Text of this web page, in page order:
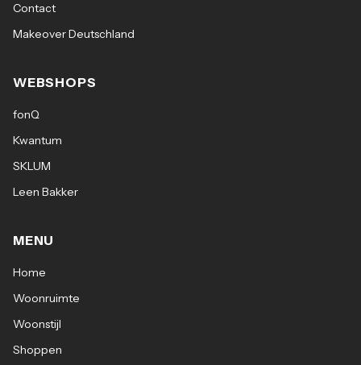
Contact
Makeover Deutschland
WEBSHOPS
fonQ
Kwantum
SKLUM
Leen Bakker
MENU
Home
Woonruimte
Woonstijl
Shoppen